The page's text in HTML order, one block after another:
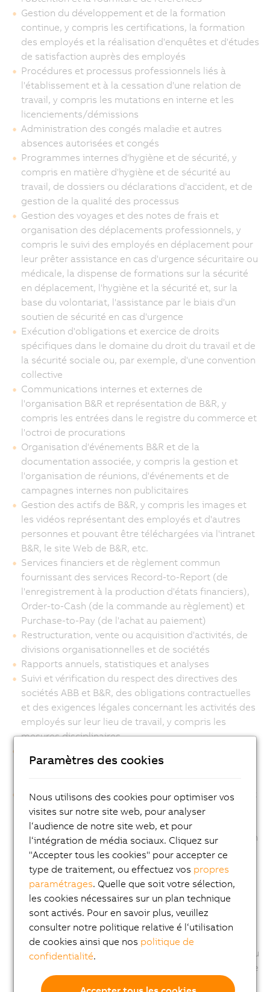
Gestion du développement et de la formation
continue, y compris les certifications, la formation
des employés et la réalisation d'enquêtes et d'études
de satisfaction auprès des employés
Procédures et processus professionnels liés à
l'établissement et à la cessation d'une relation de
travail, y compris les mutations en interne et les
licenciements/démissions
Administration des congés maladie et autres
absences autorisées et congés
Programmes internes d'hygiène et de sécurité, y
compris en matière d'hygiène et de sécurité au
travail, de dossiers ou déclarations d'accident, et de
gestion de la qualité des processus
Gestion des voyages et des notes de frais et
organisation des déplacements professionnels, y
compris le suivi des employés en déplacement pour
leur prêter assistance en cas d'urgence sécuritaire ou
médicale, la dispense de formations sur la sécurité
en déplacement, l'hygiène et la sécurité et, sur la
base du volontariat, l'assistance par le biais d'un
soutien de sécurité en cas d'urgence
Exécution d'obligations et exercice de droits
spécifiques dans le domaine du droit du travail et de
la sécurité sociale ou, par exemple, d'une convention
collective
Communications internes et externes de
l'organisation B&R et représentation de B&R, y
compris les entrées dans le registre du commerce et
l'octroi de procurations
Organisation d'événements B&R et de la
documentation associée, y compris la gestion et
l'organisation de réunions, d'événements et de
campagnes internes non publicitaires
Gestion des actifs de B&R, y compris les images et
les vidéos représentant des employés et d'autres
personnes et pouvant être téléchargées via l'intranet
B&R, le site Web de B&R, etc.
Services financiers et de règlement commun
fournissant des services Record-to-Report (de
l'enregistrement à la production d'états financiers),
Order-to-Cash (de la commande au règlement) et
Purchase-to-Pay (de l'achat au paiement)
Restructuration, vente ou acquisition d'activités, de
divisions organisationnelles et de sociétés
Rapports annuels, statistiques et analyses
Suivi et vérification du respect des directives des
sociétés ABB et B&R, des obligations contractuelles
et des exigences légales concernant les activités des
employés sur leur lieu de travail, y compris les
mesures disciplinaires
réglementaires aux fins de remplir les obligations
Contrôle, risques et conformité, y compris le respect
de la législation et des règles des organismes
d'application de la loi, des tribunaux et des
organismes de réglementation (par ex. la vérification
de l'identité des clients (« KYC »), les mesures de
prévention du blanchiment d'argent (« AML ») et le
respect des droits de douane et des règles du
commerce international, des règles relatives aux
conflits d'intérêts et des obligations en matière de
sécurité), ainsi que la prévention, la détection,
l'investigation et la résolution des activités
criminelles, frauduleuses ou autrement prohibées, ou
la protection, la constatation, l'exercice ou la défense
de droits en justice
Paramètres des cookies
Nous utilisons des cookies pour optimiser vos
visites sur notre site web, pour analyser
l‘audience de notre site web, et pour
l‘intégration de média sociaux. Cliquez sur
"Accepter tous les cookies" pour accepter ce
type de traitement, ou effectuez vos propres
paramétrages. Quelle que soit votre sélection,
les cookies nécessaires sur un plan technique
sont activés. Pour en savoir plus, veuillez
consulter notre politique relative é l‘utilisation
de cookies ainsi que nos politique de
confidentialité.